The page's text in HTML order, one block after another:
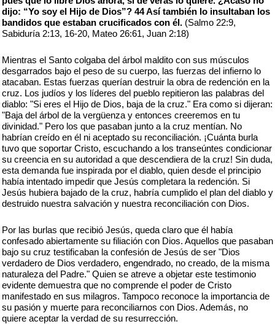
dijo: “Yo soy el Hijo de Dios”? 44 Así también lo insultaban los
bandidos que estaban crucificados con él. (Salmo 22:9,
Sabiduría 2:13, 16-20, Mateo 26:61, Juan 2:18)
Mientras el Santo colgaba del árbol maldito con sus músculos
desgarrados bajo el peso de su cuerpo, las fuerzas del infierno lo
atacaban. Estas fuerzas querían destruir la obra de redención en la
cruz. Los judíos y los líderes del pueblo repitieron las palabras del
diablo: "Si eres el Hijo de Dios, baja de la cruz." Era como si dijeran:
"Baja del árbol de la vergüenza y entonces creeremos en tu
divinidad." Pero los que pasaban junto a la cruz mentían. No
habrían creído en él ni aceptado su reconciliación. ¡Cuánta burla
tuvo que soportar Cristo, escuchando a los transeúntes condicionar
su creencia en su autoridad a que descendiera de la cruz! Sin duda,
esta demanda fue inspirada por el diablo, quien desde el principio
había intentado impedir que Jesús completara la redención. Si
Jesús hubiera bajado de la cruz, habría cumplido el plan del diablo y
destruido nuestra salvación y nuestra reconciliación con Dios.
Por las burlas que recibió Jesús, queda claro que él había
confesado abiertamente su filiación con Dios. Aquellos que pasaban
bajo su cruz testificaban la confesión de Jesús de ser "Dios
verdadero de Dios verdadero, engendrado, no creado, de la misma
naturaleza del Padre." Quien se atreve a objetar este testimonio
evidente demuestra que no comprende el poder de Cristo
manifestado en sus milagros. Tampoco reconoce la importancia de
su pasión y muerte para reconciliarnos con Dios. Además, no
quiere aceptar la verdad de su resurrección.